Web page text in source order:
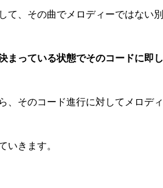
、その曲でメロディーではない別
まっている状態でそのコードに即し
、そのコード進行に対してメロディ
いきます。